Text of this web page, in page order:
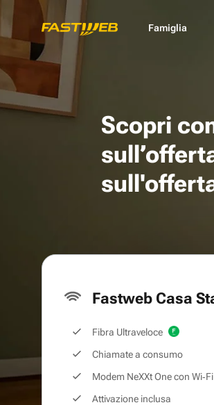
Famiglia
Scopri
Fastweb Casa
Fibra Ultraveloce
Chiamate a consumo
Modem NeXXt One con
Attivazione inclusa